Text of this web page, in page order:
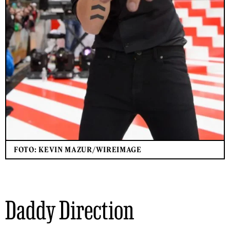
FOTO: KEVIN MAZUR/WIREIMAGE
Daddy Direction